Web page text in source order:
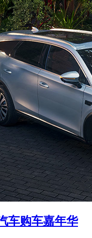
车购车嘉年华